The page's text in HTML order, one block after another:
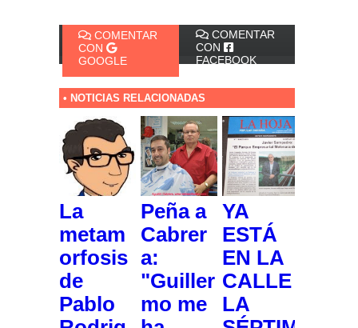
COMENTAR
CON
GOOGLE
COMENTAR
CON
FACEBOOK
• NOTICIAS RELACIONADAS
La
metam
orfosis
de
Pablo
Peña a
Cabrer
a:
"Guiller
mo me
YA
ESTÁ
EN LA
CALLE
LA